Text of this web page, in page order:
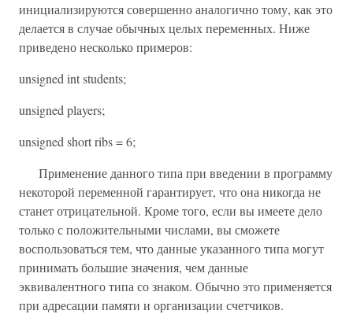
инициализируются совершенно аналогично тому, как это
делается в случае обычных целых переменных. Ниже
приведено несколько примеров:
unsigned int students;
unsigned players;
unsigned short ribs = 6;
Применение данного типа при введении в программу
некоторой переменной гарантирует, что она никогда не
станет отрицательной. Кроме того, если вы имеете дело
только с положительными числами, вы сможете
воспользоваться тем, что данные указанного типа могут
принимать большие значения, чем данные
эквивалентного типа со знаком. Обычно это применяется
при адресации памяти и организации счетчиков.